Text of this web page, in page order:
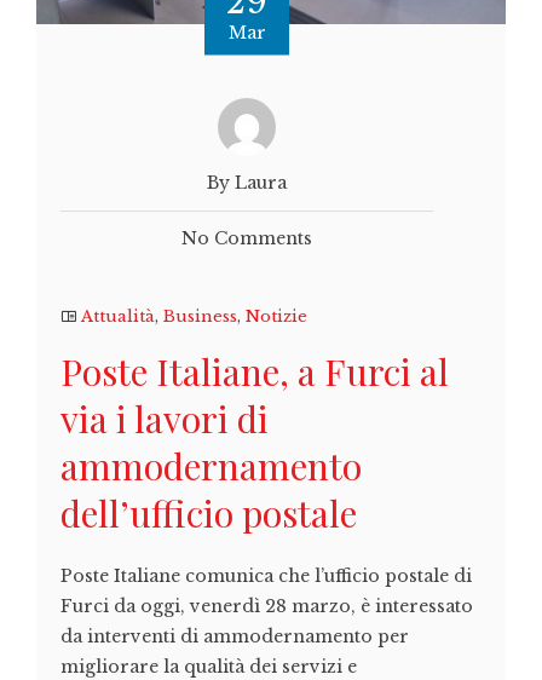
Mar
By Laura
No Comments
Attualità, Business, Notizie
Poste Italiane, a Furci al
via i lavori di
ammodernamento
dell’ufficio postale
Poste Italiane comunica che l’ufficio postale di
Furci da oggi, venerdì 28 marzo, è interessato
da interventi di ammodernamento per
migliorare la qualità dei servizi e